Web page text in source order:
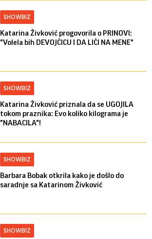
SHOWBIZ
Katarina Živković progovorila o PRINOVI:
"Volela bih DEVOJČICU I DA LIČI NA MENE"
SHOWBIZ
Katarina Živković priznala da se UGOJILA
tokom praznika: Evo koliko kilograma je
"NABACILA"!
SHOWBIZ
Barbara Bobak otkrila kako je došlo do
saradnje sa Katarinom Živković
SHOWBIZ